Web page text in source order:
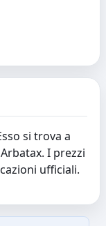
si trova a
I prezzi
ufficiali.